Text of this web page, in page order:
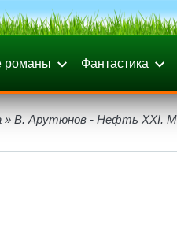
романы Фантастика
» В. Арутюнов - Нефть XXI.